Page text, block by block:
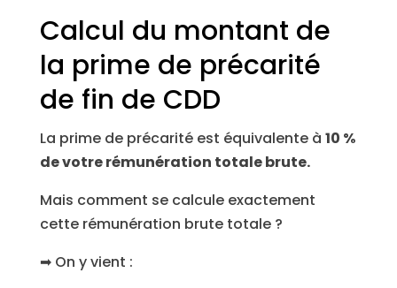
Calcul du montant de
la prime de précarité
de fin de CDD
La prime de précarité est équivalente à 10 %
de votre rémunération totale brute.
Mais comment se calcule exactement
cette rémunération brute totale ?
➡ On y vient :